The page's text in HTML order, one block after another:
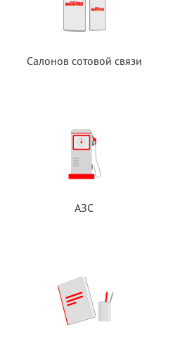
Салонов сотовой связи
АЗС